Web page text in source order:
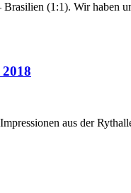
(1:1). Wir haben
aus der